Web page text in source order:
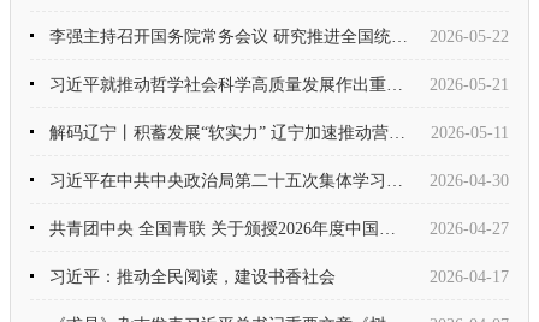
李强主持召开国务院常务会议 研究推进全国统一大市场建设有关工作 审议通过《现代化应急体系建设“十五五”规划》 讨论《中华人 2026-05-22
习近平就推动哲学社会科学高质量发展作出重要指示 2026-05-21
解码辽宁丨积蓄发展“软实力” 辽宁加速推动营商环境焕新 2026-05-11
习近平在中共中央政治局第二十五次集体学习时强调：着力提高防范应对自然灾害能力 切实维护人民群众生命财产安全 2026-04-30
共青团中央 全国青联 关于颁授2026年度中国青年五四奖章暨新时代青年先锋奖的决定 2026-04-27
习近平：推动全民阅读，建设书香社会 2026-04-17